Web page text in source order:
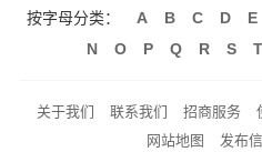
按字母分类： A B C D E
N
O P Q R S T
关于我们 联系我们 招商服务
网站地图
发布